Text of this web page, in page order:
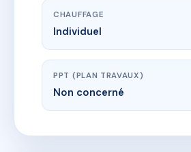
CHAUFFAGE
Individuel
PPT (PLAN TRAVAUX)
Non concerné